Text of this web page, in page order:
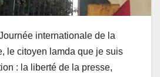
internationale de la
le citoyen lamda que je suis
: la liberté de la presse,